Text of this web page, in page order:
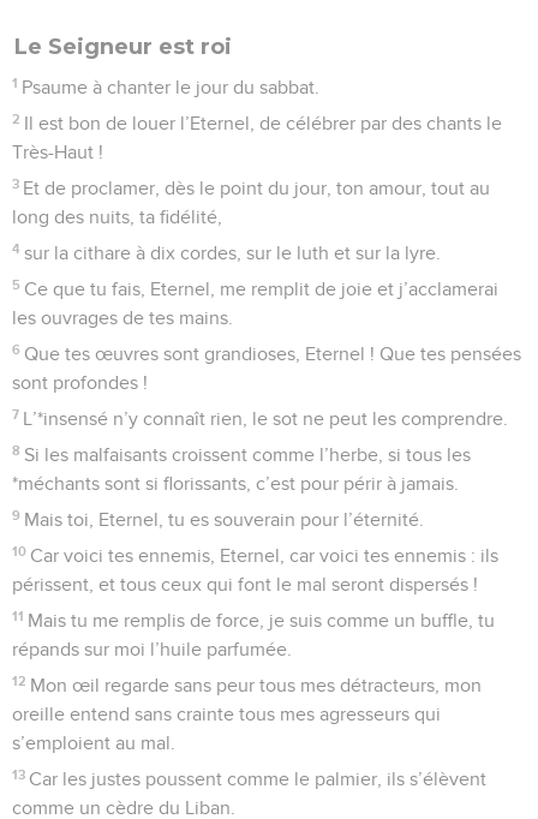
Psaumes 91
Seuls les Évangiles sont disponibles en vidéo pour le moment.
Comme on fait bien de te louer, Seigneur!
1 Celui qui s’abrite tout près du Très-Haut repose en lieu sûr,
à l’ombre du Tout-Puissant.
2 Je dis : « Eternel, tu es mon refuge et ma forteresse, oui, tu
es mon Dieu en qui j’ai confiance. »
3 Car c’est lui qui te délivre du filet de l’oiseleur, de la peste
et du fléau.
4 Il t’abrite de son aile et, caché sous son plumage, tu
trouves un refuge sûr. Sa fidélité est un bouclier, elle est une
armure.
5 Tu n’as plus à craindre, ni terreurs la nuit, ni flèches qui
volent durant la journée,
6 ni peste rôdant dans l’obscurité, ni insolation qui frappe à
midi.
7 Qu’un millier tombe à ta gauche et dix milliers à ta droite,
tu ne seras pas atteint.
8 Ouvre seulement les yeux, et tu pourras contempler le
châtiment des *méchants.